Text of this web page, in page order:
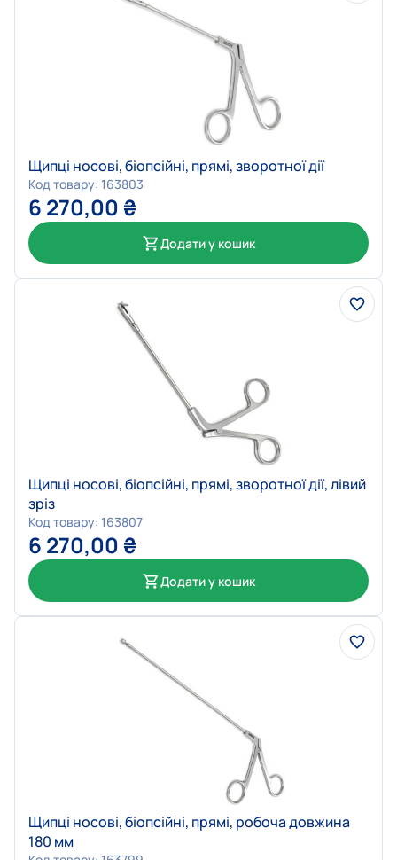
Щипці носові, біопсійні, прямі, зворотної дії
Код товару: 163803
6 270,00 ₴
Додати у кошик
Щипці носові, біопсійні, прямі, зворотної дії, лівий
зріз
Код товару: 163807
6 270,00 ₴
Додати у кошик
Щипці носові, біопсійні, прямі, робоча довжина
180 мм